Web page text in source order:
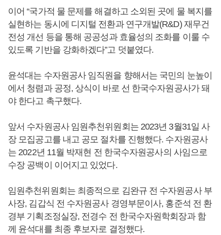
이어 “국가적 물 문제를 해결하고 소외된 곳에 물 복지를
실현하는 동시에 디지털 전환과 연구개발(R&D) 재무건
전성 개선 등을 통해 공공성과 효율성의 조화를 이룰 수
있도록 기반을 강화하겠다”고 덧붙였다.
윤석대는 수자원공사 임직원을 향해서는 국민의 눈높이
에서 청렴과 공정, 상식이 바로 선 한국수자원공사가 돼
야 한다고 촉구했다.
앞서 수자원공사 임원추천위원회는 2023년 3월31일 사
장 모집공고를 내고 공모 절차를 진행했다. 수자원공사
는 2022년 11월 박재현 전 한국수자원공사의 사임으로
수장 공백이 이어지고 있었다.
임원추천위원회는 최종적으로 김완규 전 수자원공사 부
사장, 김갑식 전 수자원공사 경영부문이사, 홍준석 전 환
경부 기획조정실장, 전경수 전 한국수자원학회장과 함
께 윤석대를 최종 후보자로 결정했다.